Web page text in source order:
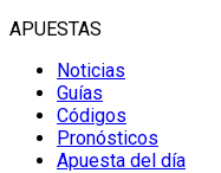
APUESTAS
Noticias
Guías
Códigos
Pronósticos
Apuesta del día